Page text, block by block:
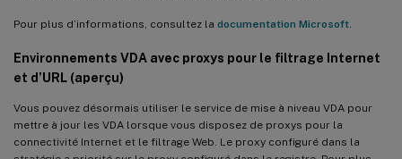
Pour plus d’informations, consultez la documentation Microsoft
Environnements VDA avec proxys pour le filtrage Internet
et d’URL (aperçu)
Vous pouvez désormais utiliser le service de mise à niveau VDA pour
mettre à jour les VDA lorsque vous disposez de proxys pour la
connectivité Internet et le filtrage Web. Le proxy configuré dans la